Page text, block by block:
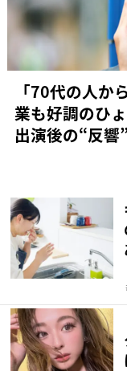
「70代の人か
業も好調のひ
出演後の“反響